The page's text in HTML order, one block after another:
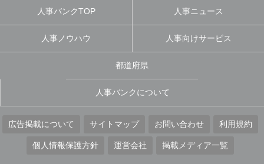
人事バンクTOP 人事ニュース
人事ノウハウ 人事向けサービス
都道府県
人事バンクについて
広告掲載について サイトマップ お問い合わせ 利用規約
個人情報保護方針 運営会社 掲載メディア一覧